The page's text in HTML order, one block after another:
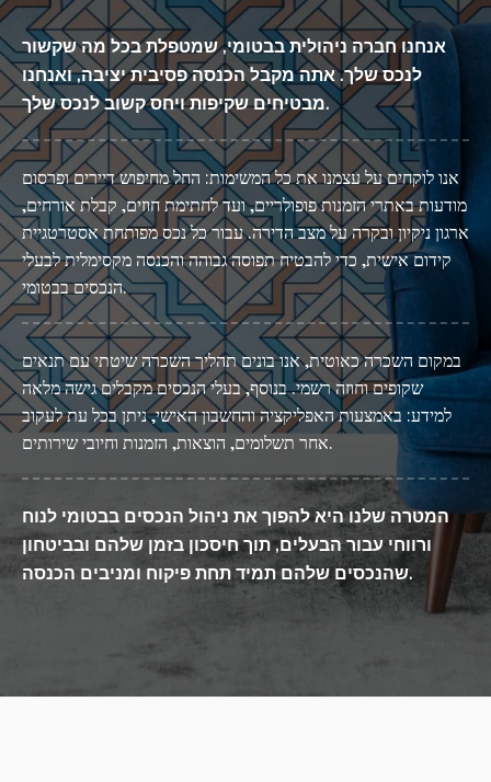
אנחנו חברה ניהולית בבטומי, שמטפלת בכל מה שקשור
לנכס שלך. אתה מקבל הכנסה פסיבית יציבה, ואנחנו
מבטיחים שקיפות ויחס קשוב לנכס שלך.
אנו לוקחים על עצמנו את כל המשימות: החל מחיפוש דיירים ופרסום
מודעות באתרי הזמנות פופולריים, ועד לחתימת חוזים, קבלת אורחים,
ארגון ניקיון ובקרה על מצב הדירה. עבור כל נכס מפותחת אסטרטגיית
קידום אישית, כדי להבטיח תפוסה גבוהה והכנסה מקסימלית לבעלי
הנכסים בבטומי.
במקום השכרה כאוטית, אנו בונים תהליך השכרה שיטתי עם תנאים
שקופים וחוזה רשמי. בנוסף, בעלי הנכסים מקבלים גישה מלאה
למידע: באמצעות האפליקציה והחשבון האישי, ניתן בכל עת לעקוב
אחר תשלומים, הוצאות, הזמנות וחיובי שירותים.
המטרה שלנו היא להפוך את ניהול הנכסים בבטומי לנוח
ורווחי עבור הבעלים, תוך חיסכון בזמן שלהם ובביטחון
שהנכסים שלהם תמיד תחת פיקוח ומניבים הכנסה.